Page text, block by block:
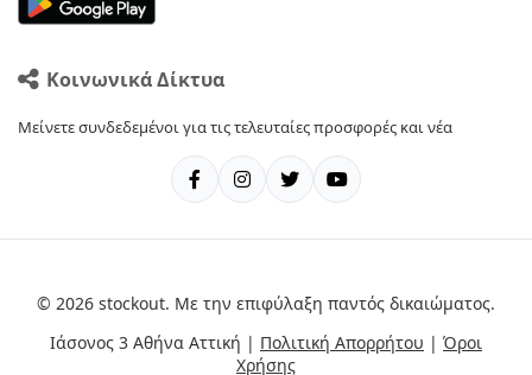
Κοινωνικά Δίκτυα
Μείνετε συνδεδεμένοι για τις τελευταίες προσφορές και νέα
© 2026 stockout. Με την επιφύλαξη παντός δικαιώματος.
Ιάσονος 3 Αθήνα Αττική | Πολιτική Απορρήτου | Όροι
Χρήσης